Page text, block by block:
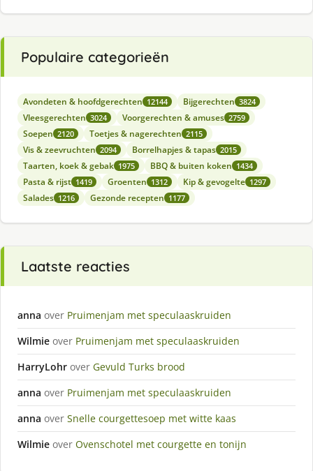
Populaire categorieën
Avondeten & hoofdgerechten 12144 Bijgerechten 3824
Vleesgerechten 3024 Voorgerechten & amuses 2759
Soepen 2120 Toetjes & nagerechten 2115
Vis & zeevruchten 2094 Borrelhapjes & tapas 2015
Taarten, koek & gebak 1975 BBQ & buiten koken 1434
Pasta & rijst 1419 Groenten 1312 Kip & gevogelte 1297
Salades 1216 Gezonde recepten 1177
Laatste reacties
anna over Pruimenjam met speculaaskruiden
Wilmie over Pruimenjam met speculaaskruiden
HarryLohr over Gevuld Turks brood
anna over Pruimenjam met speculaaskruiden
anna over Snelle courgettesoep met witte kaas
Wilmie over Ovenschotel met courgette en tonijn